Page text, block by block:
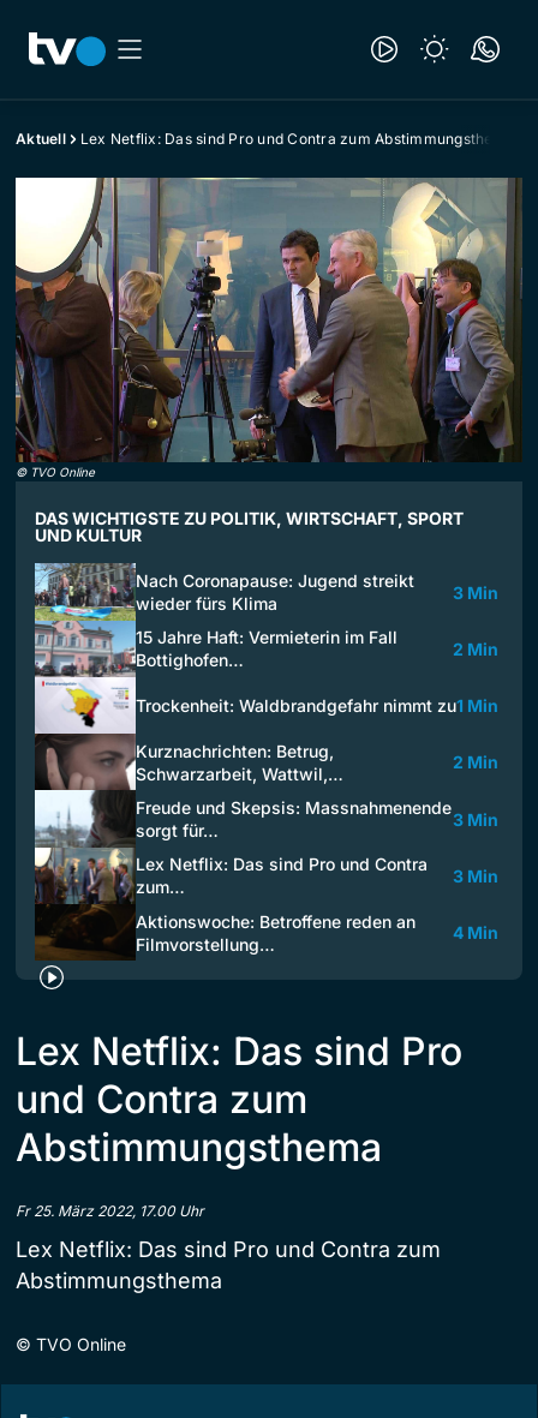
Aktuell Lex Netflix: Das sind Pro und Contra zum Abstimmungsthema
© TVO Online
DAS WICHTIGSTE ZU POLITIK, WIRTSCHAFT, SPORT
UND KULTUR
Nach Coronapause: Jugend streikt
wieder fürs Klima
3 Min
15 Jahre Haft: Vermieterin im Fall
Bottighofen…
2 Min
Trockenheit: Waldbrandgefahr nimmt zu1 Min
Kurznachrichten: Betrug,
Schwarzarbeit, Wattwil,…
2 Min
Freude und Skepsis: Massnahmenende
sorgt für…
3 Min
Lex Netflix: Das sind Pro und Contra
zum…
3 Min
Aktionswoche: Betroffene reden an
Filmvorstellung…
4 Min
Lex Netflix: Das sind Pro
und Contra zum
Abstimmungsthema
Fr 25. März 2022, 17.00 Uhr
Lex Netflix: Das sind Pro und Contra zum
Abstimmungsthema
© TVO Online